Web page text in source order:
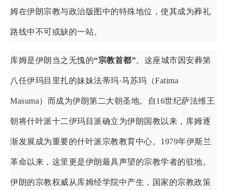
姆在伊朗宗教与政治版图中的特殊地位，使其成为葬礼
路线中不可或缺的一站。
库姆是伊朗当之无愧的“宗教首都”。这座城市因安葬第
八任伊玛目里扎的妹妹法蒂玛·马苏玛（Fatima
Masuma）而成为伊朗第二大朝圣地。自16世纪萨法维王
朝将什叶派十二伊玛目派确立为伊朗国教以来，库姆逐
渐发展成为重要的什叶派宗教教育中心。1979年伊斯兰
革命以来，这里更是伊朗最具声望的宗教学者的驻地。
伊朗的宗教权威从库姆经学院中产生，国家的宗教政策